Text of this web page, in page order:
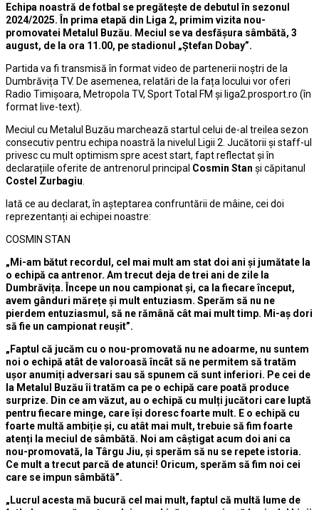
Echipa noastră de fotbal se pregătește de debutul în sezonul
2024/2025. În prima etapă din Liga 2, primim vizita nou-
promovatei Metalul Buzău. Meciul se va desfășura sâmbătă, 3
august, de la ora 11.00, pe stadionul „Ștefan Dobay”.
Partida va fi transmisă în format video de partenerii noștri de la
Dumbrăvița TV. De asemenea, relatări de la fața locului vor oferi
Radio Timișoara, Metropola TV, Sport Total FM și liga2.prosport.ro (în
format live-text).
Meciul cu Metalul Buzău marchează startul celui de-al treilea sezon
consecutiv pentru echipa noastră la nivelul Ligii 2. Jucătorii și staff-ul
privesc cu mult optimism spre acest start, fapt reflectat și în
declarațiile oferite de antrenorul principal Cosmin Stan și căpitanul
Costel Zurbagiu
Iată ce au declarat, în așteptarea confruntării de mâine, cei doi
reprezentanți ai echipei noastre:
COSMIN STAN
„Mi-am bătut recordul, cel mai mult am stat doi ani și jumătate la
o echipă ca antrenor. Am trecut deja de trei ani de zile la
Dumbrăvița. Începe un nou campionat și, ca la fiecare început,
avem gânduri mărețe și mult entuziasm. Sperăm să nu ne
pierdem entuziasmul, să ne rămână cât mai mult timp. Mi-aș dori
să fie un campionat reușit”.
„Faptul că jucăm cu o nou-promovată nu ne adoarme, nu suntem
noi o echipă atât de valoroasă încât să ne permitem să tratăm
ușor anumiți adversari sau să spunem că sunt inferiori. Pe cei de
la Metalul Buzău îi tratăm ca pe o echipă care poată produce
surprize. Din ce am văzut, au o echipă cu mulți jucători care luptă
pentru fiecare minge, care își doresc foarte mult. E o echipă cu
foarte multă ambiție și, cu atât mai mult, trebuie să fim foarte
atenți la meciul de sâmbătă. Noi am câștigat acum doi ani ca
nou-promovată, la Târgu Jiu, și sperăm să nu se repete istoria.
Ce mult a trecut parcă de atunci! Oricum, sperăm să fim noi cei
care se impun sâmbătă”.
„Lucrul acesta mă bucură cel mai mult, faptul că multă lume de